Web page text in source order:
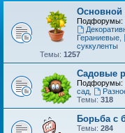
Подфорумы:
Гераниевые
суккуленты
Темы: 1257
Садовые
Подфорумы:
сад
Темы: 318
Борьба с
Темы: 284